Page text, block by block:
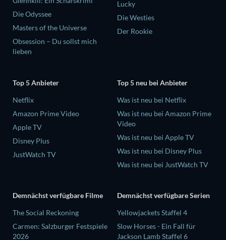
Die Odyssee
Masters of the Universe
Obsession – Du sollst mich
lieben
Lucky
Die Westies
Der Rookie
Top 5 Anbieter
Netflix
Amazon Prime Video
Apple TV
Disney Plus
JustWatch TV
Top 5 neu bei Anbieter
Was ist neu bei Netflix
Was ist neu bei Amazon Prime
Video
Was ist neu bei Apple TV
Was ist neu bei Disney Plus
Was ist neu bei JustWatch TV
Demnächst verfügbare Filme
The Social Reckoning
Carmen: Salzburger Festspiele
2026
Demnächst verfügbare Serien
Yellowjackets Staffel 4
Slow Horses - Ein Fall für
Jackson Lamb Staffel 6